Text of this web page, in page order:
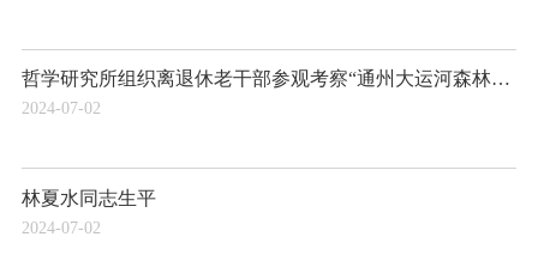
哲学研究所组织离退休老干部参观考察“通州大运河森林公园”
2024-07-02
林夏水同志生平
2024-07-02